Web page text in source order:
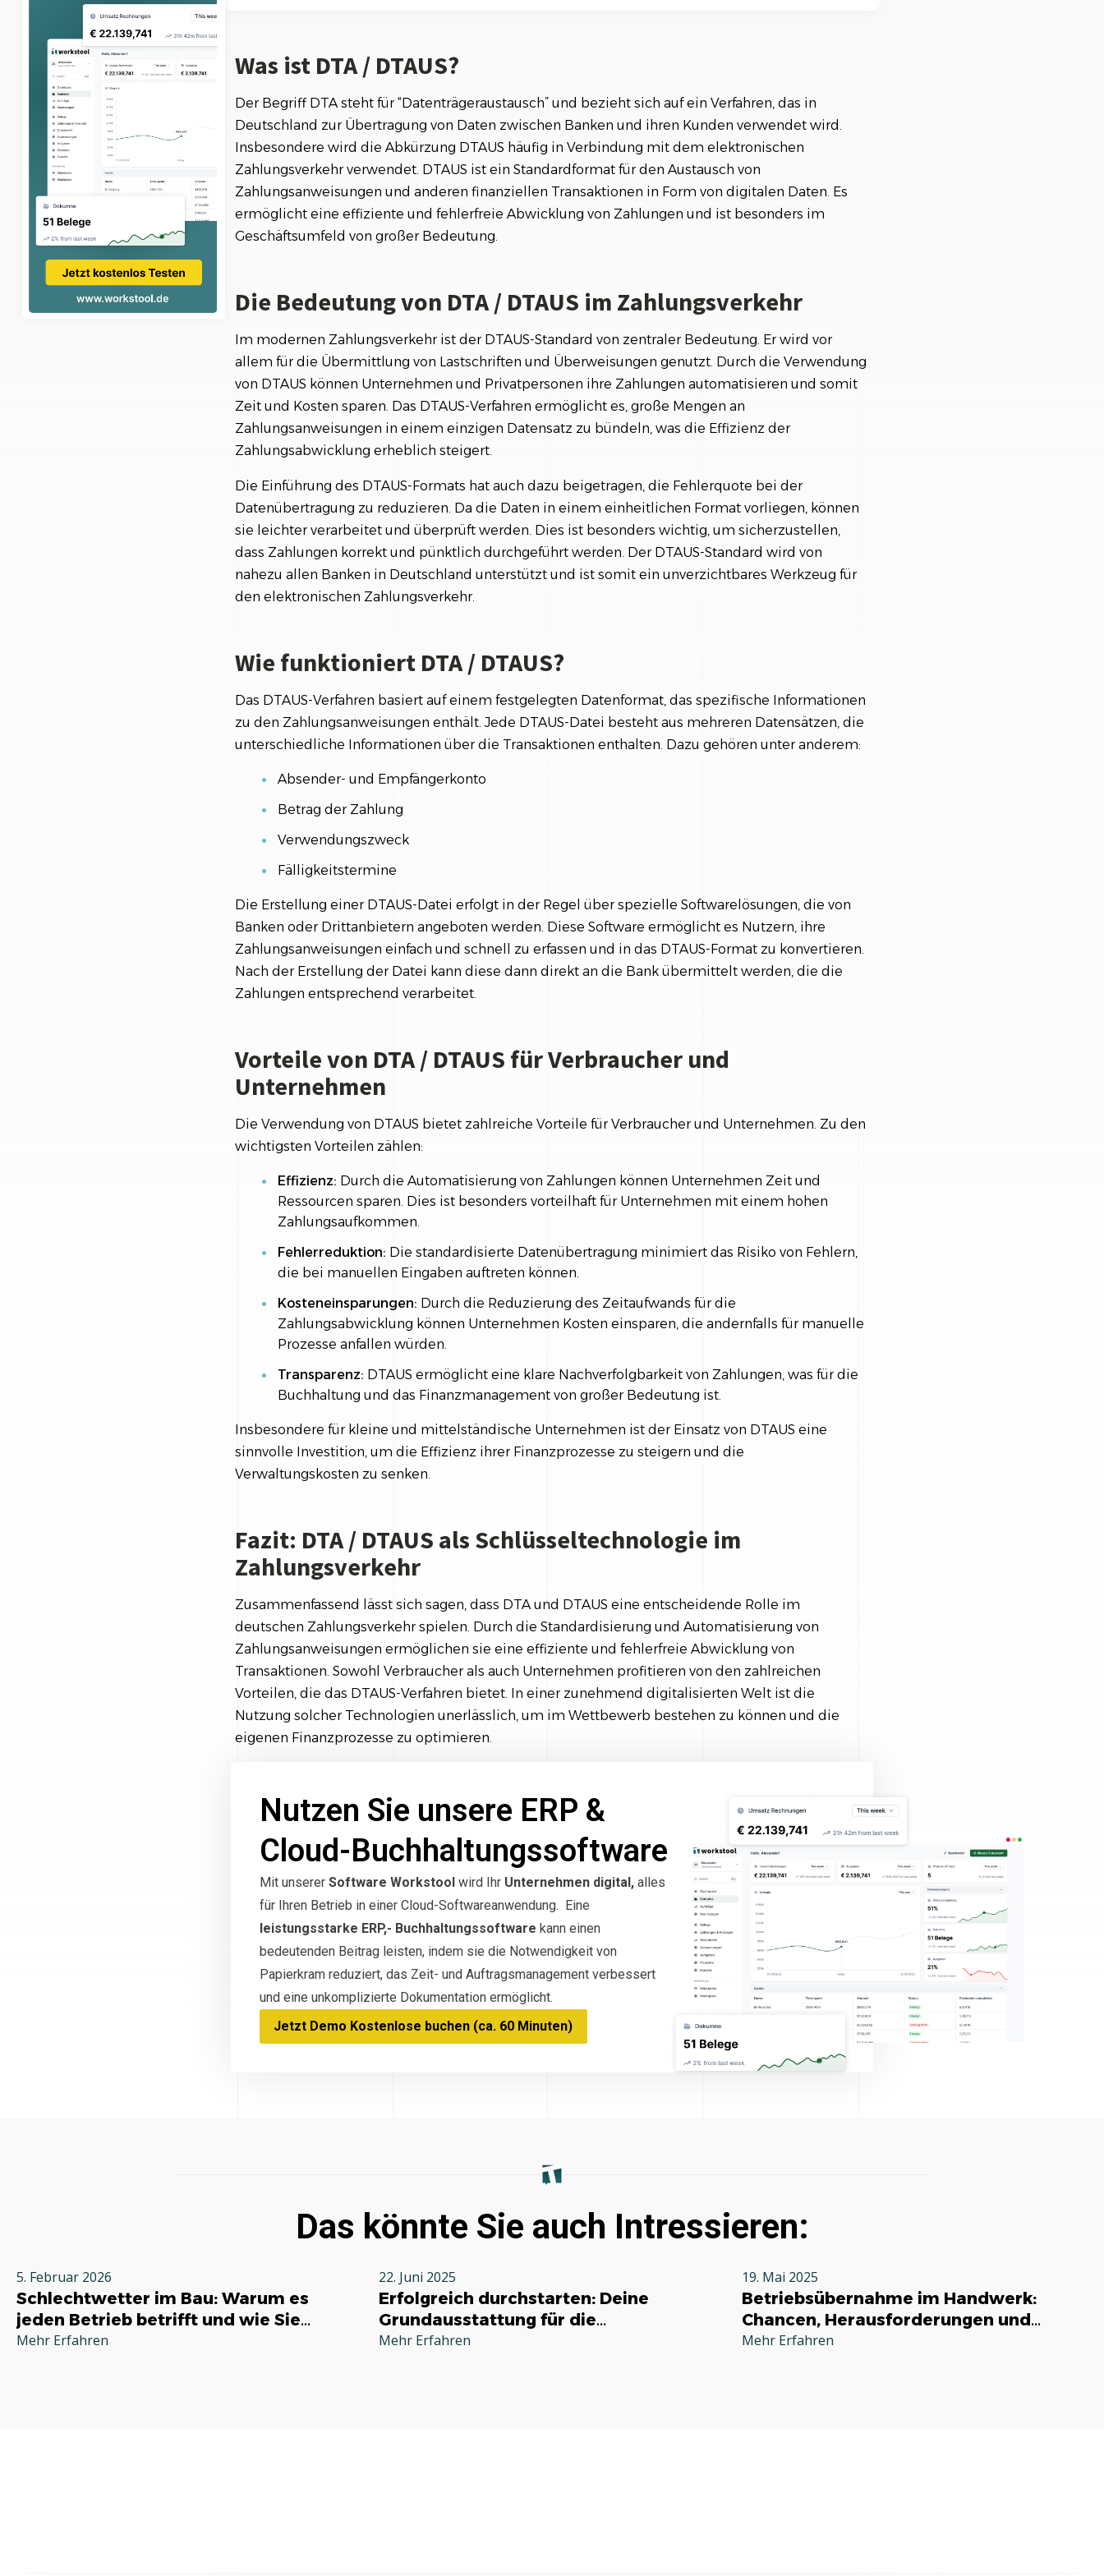
Wie funktioniert DTA / DTAUS?
Vorteile von DTA / DTAUS für Verbraucher und Unternehmen
Fazit: DTA / DTAUS als Schlüsseltechnologie im Zahlungsverkehr
Was ist DTA / DTAUS?
Der Begriff DTA steht für “Datenträgeraustausch” und bezieht sich auf ein Verfahren, das in
Deutschland zur Übertragung von Daten zwischen Banken und ihren Kunden verwendet wird.
Insbesondere wird die Abkürzung DTAUS häufig in Verbindung mit dem elektronischen
Zahlungsverkehr verwendet. DTAUS ist ein Standardformat für den Austausch von
Zahlungsanweisungen und anderen finanziellen Transaktionen in Form von digitalen Daten. Es
ermöglicht eine effiziente und fehlerfreie Abwicklung von Zahlungen und ist besonders im
Geschäftsumfeld von großer Bedeutung.
Die Bedeutung von DTA / DTAUS im Zahlungsverkehr
Im modernen Zahlungsverkehr ist der DTAUS-Standard von zentraler Bedeutung. Er wird vor
allem für die Übermittlung von Lastschriften und Überweisungen genutzt. Durch die Verwendung
von DTAUS können Unternehmen und Privatpersonen ihre Zahlungen automatisieren und somit
Zeit und Kosten sparen. Das DTAUS-Verfahren ermöglicht es, große Mengen an
Zahlungsanweisungen in einem einzigen Datensatz zu bündeln, was die Effizienz der
Zahlungsabwicklung erheblich steigert.
Die Einführung des DTAUS-Formats hat auch dazu beigetragen, die Fehlerquote bei der
Datenübertragung zu reduzieren. Da die Daten in einem einheitlichen Format vorliegen, können
sie leichter verarbeitet und überprüft werden. Dies ist besonders wichtig, um sicherzustellen,
dass Zahlungen korrekt und pünktlich durchgeführt werden. Der DTAUS-Standard wird von
nahezu allen Banken in Deutschland unterstützt und ist somit ein unverzichtbares Werkzeug für
den elektronischen Zahlungsverkehr.
Wie funktioniert DTA / DTAUS?
Das DTAUS-Verfahren basiert auf einem festgelegten Datenformat, das spezifische Informationen
zu den Zahlungsanweisungen enthält. Jede DTAUS-Datei besteht aus mehreren Datensätzen, die
unterschiedliche Informationen über die Transaktionen enthalten. Dazu gehören unter anderem:
Absender- und Empfängerkonto
Betrag der Zahlung
Verwendungszweck
Fälligkeitstermine
Die Erstellung einer DTAUS-Datei erfolgt in der Regel über spezielle Softwarelösungen, die von
Banken oder Drittanbietern angeboten werden. Diese Software ermöglicht es Nutzern, ihre
Zahlungsanweisungen einfach und schnell zu erfassen und in das DTAUS-Format zu konvertieren.
Nach der Erstellung der Datei kann diese dann direkt an die Bank übermittelt werden, die die
Zahlungen entsprechend verarbeitet.
Vorteile von DTA / DTAUS für Verbraucher und
Unternehmen
Die Verwendung von DTAUS bietet zahlreiche Vorteile für Verbraucher und Unternehmen. Zu den
wichtigsten Vorteilen zählen:
Effizienz: Durch die Automatisierung von Zahlungen können Unternehmen Zeit und
Ressourcen sparen. Dies ist besonders vorteilhaft für Unternehmen mit einem hohen
Zahlungsaufkommen.
Fehlerreduktion: Die standardisierte Datenübertragung minimiert das Risiko von Fehlern,
die bei manuellen Eingaben auftreten können.
Kosteneinsparungen: Durch die Reduzierung des Zeitaufwands für die
Zahlungsabwicklung können Unternehmen Kosten einsparen, die andernfalls für manuelle
Prozesse anfallen würden.
Transparenz: DTAUS ermöglicht eine klare Nachverfolgbarkeit von Zahlungen, was für die
Buchhaltung und das Finanzmanagement von großer Bedeutung ist.
Insbesondere für kleine und mittelständische Unternehmen ist der Einsatz von DTAUS eine
sinnvolle Investition, um die Effizienz ihrer Finanzprozesse zu steigern und die
Verwaltungskosten zu senken.
Fazit: DTA / DTAUS als Schlüsseltechnologie im
Zahlungsverkehr
Zusammenfassend lässt sich sagen, dass DTA und DTAUS eine entscheidende Rolle im
deutschen Zahlungsverkehr spielen. Durch die Standardisierung und Automatisierung von
Zahlungsanweisungen ermöglichen sie eine effiziente und fehlerfreie Abwicklung von
Transaktionen. Sowohl Verbraucher als auch Unternehmen profitieren von den zahlreichen
Vorteilen, die das DTAUS-Verfahren bietet. In einer zunehmend digitalisierten Welt ist die
Nutzung solcher Technologien unerlässlich, um im Wettbewerb bestehen zu können und die
eigenen Finanzprozesse zu optimieren.
Nutzen Sie unsere ERP &
Cloud-Buchhaltungssoftware
Mit unserer Software Workstool wird Ihr Unternehmen digital,alles
für Ihren Betrieb in einer Cloud-Softwareanwendung. Eine
leistungsstarke ERP,- Buchhaltungssoftware kann einen
bedeutenden Beitrag leisten, indem sie die Notwendigkeit von
Papierkram reduziert, das Zeit- und Auftragsmanagement verbessert
und eine unkomplizierte Dokumentation ermöglicht.
Jetzt Demo Kostenlose buchen (ca. 60 Minuten)
Das könnte Sie auch Intressieren:
5. Februar 2026
Schlechtwetter im Bau: Warum es
jeden Betrieb betrifft und wie Sie
richtig reagieren
Mehr Erfahren
22. Juni 2025
Erfolgreich durchstarten: Deine
Grundausstattung für die
Selbstständigkeit im Handwerk
Mehr Erfahren
19. Mai 2025
Betriebsübernahme im Handwerk:
Chancen, Herausforderungen und
praktische Tipps
Mehr Erfahren